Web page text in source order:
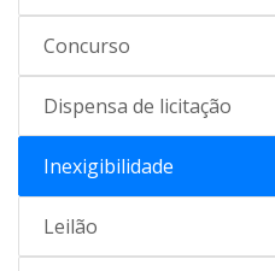
Concurso
Dispensa de licitação
Inexigibilidade
Leilão